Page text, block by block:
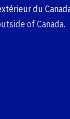
du
of Canada.